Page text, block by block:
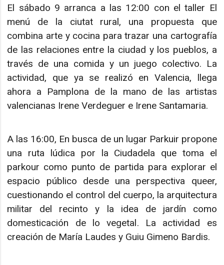
El sábado 9 arranca a las 12:00 con el taller El
menú de la ciutat rural, una propuesta que
combina arte y cocina para trazar una cartografía
de las relaciones entre la ciudad y los pueblos, a
través de una comida y un juego colectivo. La
actividad, que ya se realizó en Valencia, llega
ahora a Pamplona de la mano de las artistas
valencianas Irene Verdeguer e Irene Santamaria.
A las 16:00, En busca de un lugar Parkuir propone
una ruta lúdica por la Ciudadela que toma el
parkour como punto de partida para explorar el
espacio público desde una perspectiva queer,
cuestionando el control del cuerpo, la arquitectura
militar del recinto y la idea de jardín como
domesticación de lo vegetal. La actividad es
creación de María Laudes y Guiu Gimeno Bardis.